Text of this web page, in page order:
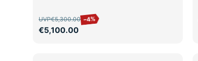
UVP€5,300.00 –4%
€5,100.00